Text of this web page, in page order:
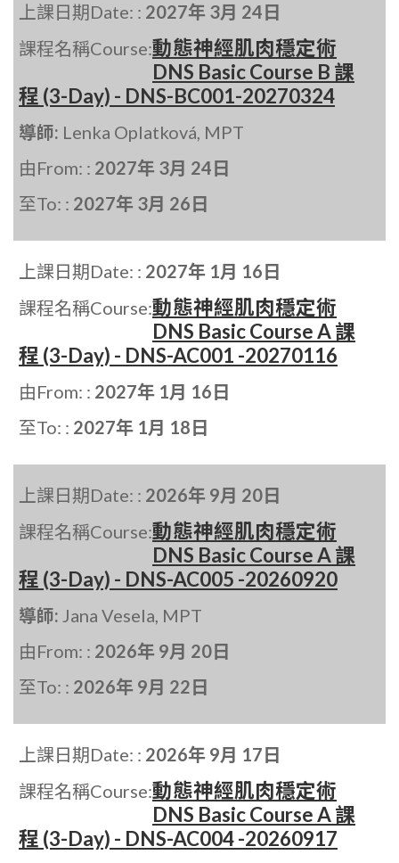
上課日期Date: : 2027年 3月 24日
課程名稱Course:動態神經肌肉穩定術
DNS Basic Course B 課
程 (3-Day) - DNS-BC001-20270324
導師: Lenka Oplatková, MPT
由From: : 2027年 3月 24日
至To: : 2027年 3月 26日
上課日期Date: : 2027年 1月 16日
課程名稱Course:動態神經肌肉穩定術
DNS Basic Course A 課
程 (3-Day) - DNS-AC001 -20270116
由From: : 2027年 1月 16日
至To: : 2027年 1月 18日
上課日期Date: : 2026年 9月 20日
課程名稱Course:動態神經肌肉穩定術
DNS Basic Course A 課
程 (3-Day) - DNS-AC005 -20260920
導師: Jana Vesela, MPT
由From: : 2026年 9月 20日
至To: : 2026年 9月 22日
上課日期Date: : 2026年 9月 17日
課程名稱Course:動態神經肌肉穩定術
DNS Basic Course A 課
程 (3-Day) - DNS-AC004 -20260917